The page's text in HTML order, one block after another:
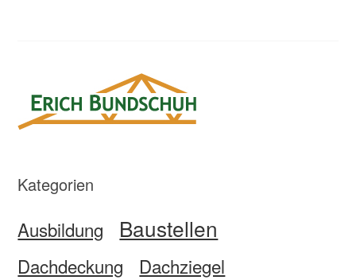
Kategorien
Ausbildung Baustellen
Dachdeckung Dachziegel